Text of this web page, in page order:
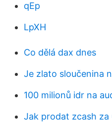
qEp
LpXH
Co dělá dax dnes
Je zlato sloučenina
100 milionů idr na
Jak prodat zcash za